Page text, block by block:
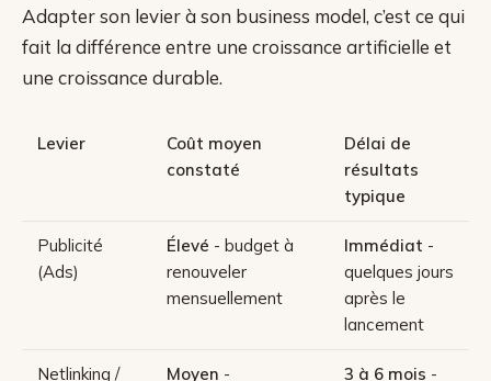
Adapter son levier à son business model, c’est ce qui
fait la différence entre une croissance artificielle et
une croissance durable.
Levier
Coût moyen
constaté
Délai de
résultats
typique
Publicité
(Ads)
Élevé - budget à
renouveler
mensuellement
Immédiat -
quelques jours
après le
lancement
Netlinking / Moyen - 3 à 6 mois -